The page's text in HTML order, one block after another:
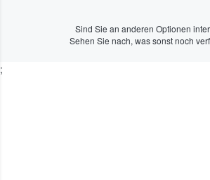
Sind Sie an anderen Optionen
Sehen Sie nach, was sonst noch
;